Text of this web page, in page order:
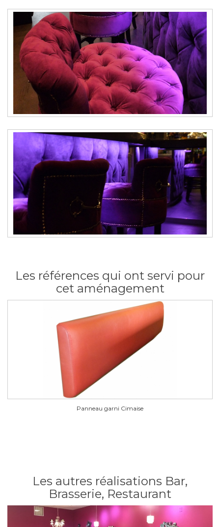
Les références qui ont servi pour
cet aménagement
Panneau garni Cimaise
Les autres réalisations Bar,
Brasserie, Restaurant